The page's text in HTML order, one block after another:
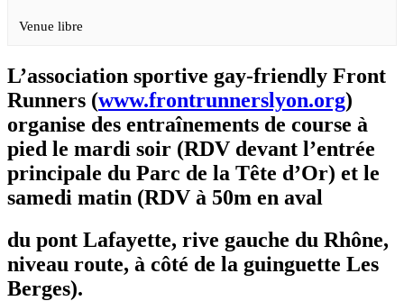
Venue libre
L’association sportive gay-friendly Front
Runners (www.frontrunnerslyon.org)
organise des entraînements de course à
pied le mardi soir (RDV devant l’entrée
principale du Parc de la Tête d’Or) et le
samedi matin (RDV à 50m en aval
du pont Lafayette, rive gauche du Rhône,
niveau route, à côté de la guinguette Les
Berges).